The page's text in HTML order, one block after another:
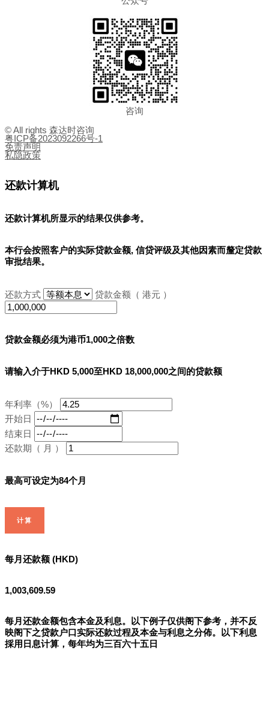
咨询
© All rights 森达时咨询
粤ICP备2023092266号-1
免责声明
私隐政策
还款计算机
还款计算机所显示的结果仅供参考。
本行会按照客户的实际贷款金额, 信贷评级及其他因素而釐定贷款
审批结果。
还款方式 贷款金额（ 港元 ）
贷款金额必须为港币1,000之倍数
请输入介于HKD 5,000至HKD 18,000,000之间的贷款额
年利率（%）
开始日
结束日
还款期（ 月 ）
最高可设定为84个月
计算
每月还款额 (HKD)
1,003,609.59
每月还款金额包含本金及利息。以下例子仅供阁下参考，并不反
映阁下之贷款户口实际还款过程及本金与利息之分佈。以下利息
採用日息计算，每年均为三百六十五日